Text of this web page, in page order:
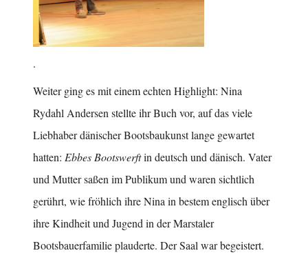
.
Weiter ging es mit einem echten Highlight: Nina
Rydahl Andersen stellte ihr Buch vor, auf das viele
Liebhaber dänischer Bootsbaukunst lange gewartet
hatten: Ebbes Bootswerftin deutsch und dänisch. Vater
und Mutter saßen im Publikum und waren sichtlich
gerührt, wie fröhlich ihre Nina in bestem englisch über
ihre Kindheit und Jugend in der Marstaler
Bootsbauerfamilie plauderte. Der Saal war begeistert.